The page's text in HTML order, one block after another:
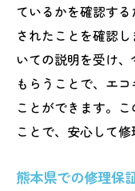
ているかを確認す
されたことを確認
いての説明を受け
もらうことで、エ
ことができます。
ことで、安心して
熊本県での修理保